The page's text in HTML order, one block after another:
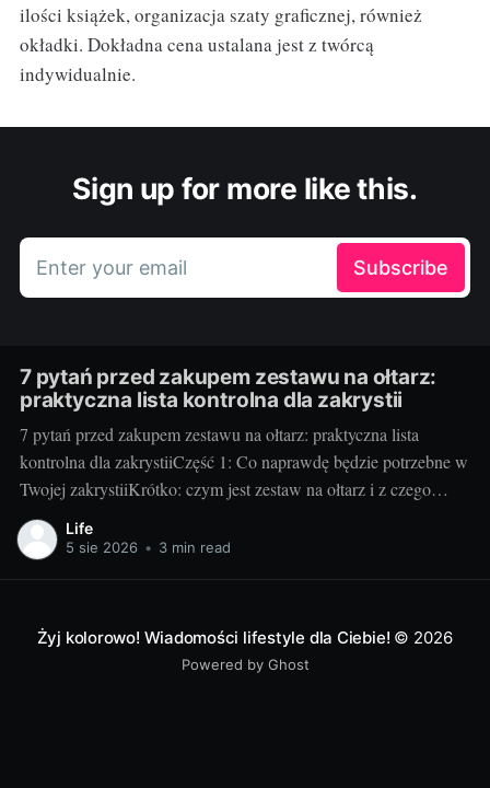
ilości książek, organizacja szaty graficznej, również
okładki. Dokładna cena ustalana jest z twórcą
indywidualnie.
Sign up for more like this.
Enter your email Subscribe
7 pytań przed zakupem zestawu na ołtarz:
praktyczna lista kontrolna dla zakrystii
7 pytań przed zakupem zestawu na ołtarz: praktyczna lista
kontrolna dla zakrystiiCzęść 1: Co naprawdę będzie potrzebne w
Twojej zakrystiiKrótko: czym jest zestaw na ołtarz i z czego
zwykle się składa. Klasyczny zestaw to kielich z pateną, puszka
lub cyborium, lavabo (miseczka i dzbanuszek), tacka pod
Life
5 sie 2026 • 3 min read
Żyj kolorowo! Wiadomości lifestyle dla Ciebie! © 2026
Powered by Ghost